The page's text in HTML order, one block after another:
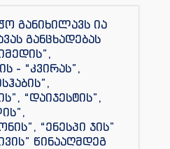
განიხილავს ია
განცხადებას
- “კვირას”,
“დაიჯესტის”,
“ენესპი ჯის”
წინააღმდეგ